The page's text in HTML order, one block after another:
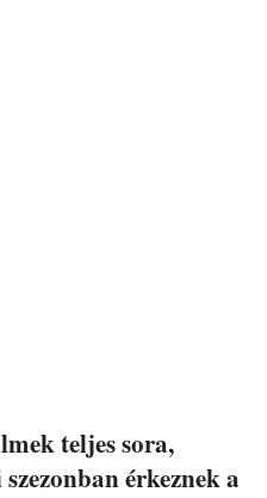
teljes sora,
érkeznek a